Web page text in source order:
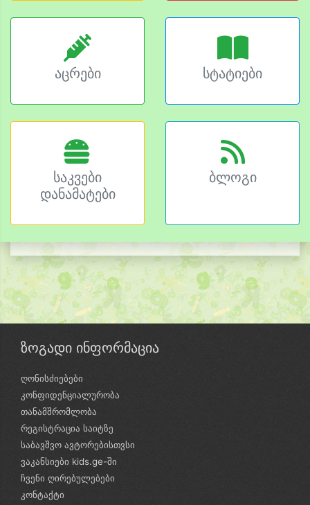
აცრები სტატიები
საკვები
დანამატები
ბლოგი
ზოგადი ინფორმაცია
ღონისძიებები
კონფიდენციალურობა
თანამშრომლობა
რეგისტრაცია საიტზე
საბავშვო ავტორებისთვსი
ვაკანსიები kids.ge-ში
ჩვენი ღირებულებები
კონტაქტი